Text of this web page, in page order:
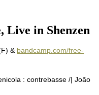
Live in Shenzen
& bandcamp.com/free-
: contrebasse /| João